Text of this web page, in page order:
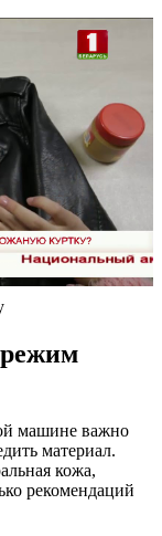
машине важно
материал.
кожа,
рекомендаций